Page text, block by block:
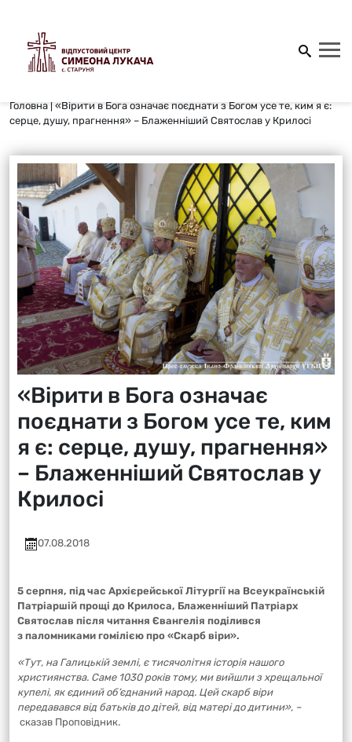
Головна | «Вірити в Бога означає поєднати з Богом усе те, ким я є:
серце, душу, прагнення» – Блаженніший Святослав у Крилосі
«Вірити в Бога означає
поєднати з Богом усе те, ким
я є: серце, душу, прагнення»
– Блаженніший Святослав у
Крилосі
07.08.2018
5 серпня, під час Архієрейської Літургії на Всеукраїнській
Патріаршій прощі до Крилоса, Блаженніший Патріарх
Святослав після читання Євангелія поділився
з паломниками гомілією про «Скарб віри».
«Тут, на Галицькій землі, є тисячолітня історія нашого
християнства. Саме 1030 років тому, ми вийшли з хрещальної
купелі, як єдиний об’єднаний народ. Цей скарб віри
передавався від батьків до дітей, від матері до дитини», –
сказав Проповідник.